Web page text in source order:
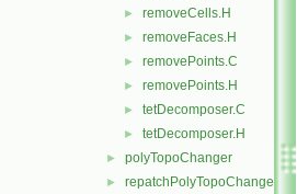
► removeCells.H
► removeFaces.H
► removePoints.C
► removePoints.H
► tetDecomposer.C
► tetDecomposer.H
► polyTopoChanger
► repatchPolyTopoChanger